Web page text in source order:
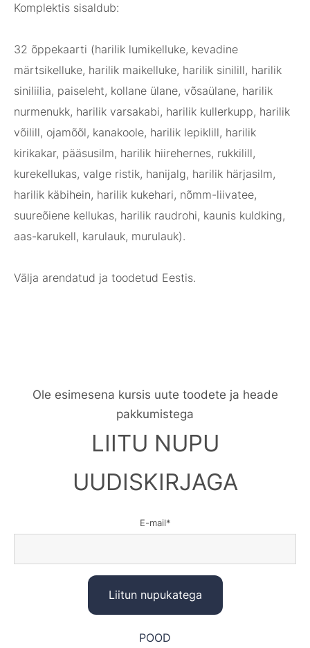
Komplektis sisaldub:
32 õppekaarti (harilik lumikelluke, kevadine
märtsikelluke, harilik maikelluke, harilik sinilill, harilik
siniliilia, paiseleht, kollane ülane, võsaülane, harilik
nurmenukk, harilik varsakabi, harilik kullerkupp, harilik
võilill, ojamõõl, kanakoole, harilik lepiklill, harilik
kirikakar, pääsusilm, harilik hiirehernes, rukkilill,
kurekellukas, valge ristik, hanijalg, harilik härjasilm,
harilik käbihein, harilik kukehari, nõmm-liivatee,
suureõiene kellukas, harilik raudrohi, kaunis kuldking,
aas-karukell, karulauk, murulauk).
Välja arendatud ja toodetud Eestis.
Ole esimesena kursis uute toodete ja heade
pakkumistega
LIITU NUPU
UUDISKIRJAGA
E-mail
POOD